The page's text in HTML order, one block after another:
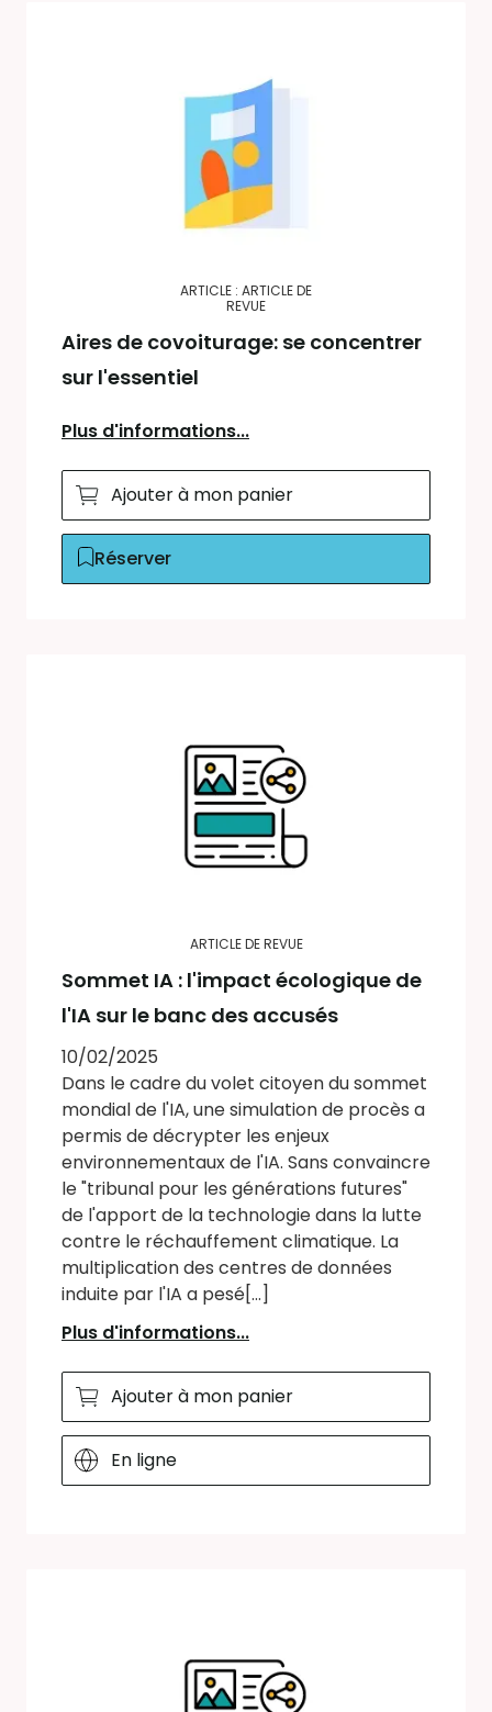
ARTICLE : ARTICLE DE
REVUE
Aires de covoiturage: se concentrer
sur l'essentiel
Plus d'informations...
Ajouter à mon panier
Réserver
ARTICLE DE REVUE
Sommet IA : l'impact écologique de
l'IA sur le banc des accusés
10/02/2025
Dans le cadre du volet citoyen du sommet
mondial de l'IA, une simulation de procès a
permis de décrypter les enjeux
environnementaux de l'IA. Sans convaincre
le "tribunal pour les générations futures"
de l'apport de la technologie dans la lutte
contre le réchauffement climatique. La
multiplication des centres de données
induite par l'IA a pesé[...]
Plus d'informations...
Ajouter à mon panier
En ligne